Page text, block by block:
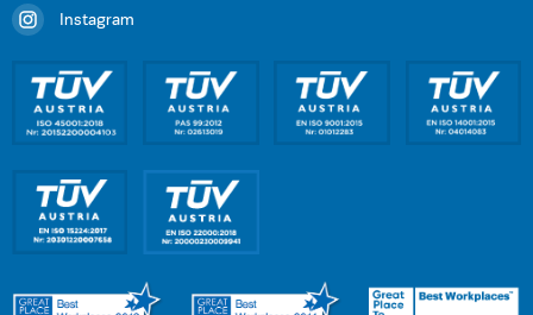
Instagram